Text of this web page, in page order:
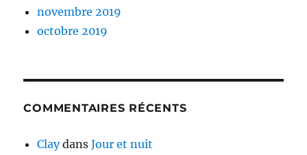
novembre 2019
octobre 2019
COMMENTAIRES RÉCENTS
ClaydansJour et nuit